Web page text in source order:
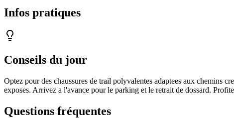
Infos pratiques
Conseils du jour
Optez pour des chaussures de trail polyvalentes adaptees aux chemins
exposes. Arrivez a l'avance pour le parking et le retrait de dossard.
Questions fréquentes